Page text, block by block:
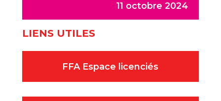
11 octobre 2024
LIENS UTILES
FFA Espace licenciés